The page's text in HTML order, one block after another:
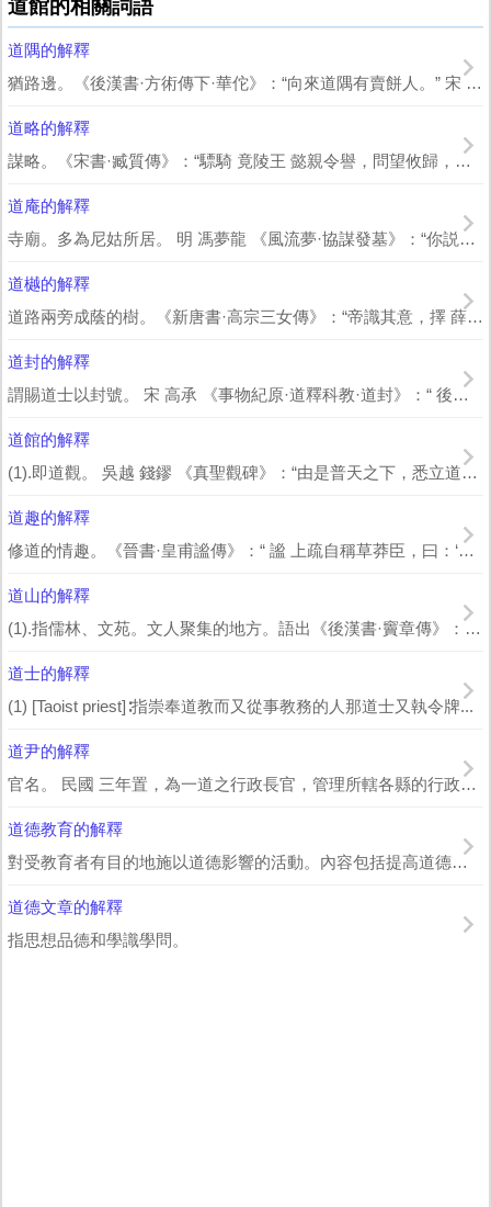
道館的相關詞語
道隅的解釋
猶路邊。《後漢書·方術傳下·華佗》：“向來道隅有賣餅人。” 宋 王庭珪 《...
道略的解釋
謀略。《宋書·臧質傳》：“驃騎 竟陵王 懿親令譽，問望攸歸，大司馬 江夏王 道...
道庵的解釋
寺廟。多為尼姑所居。 明 馮夢龍 《風流夢·協謀發墓》：“你説這道庵，因何置...
道樾的解釋
道路兩旁成蔭的樹。《新唐書·高宗三女傳》：“帝識其意，擇 薛紹 尚之。假 萬年...
道封的解釋
謂賜道士以封號。 宋 高承 《事物紀原·道釋科教·道封》：“ 後周 武帝...
道館的解釋
(1).即道觀。 吳越 錢鏐 《真聖觀碑》：“由是普天之下，悉立道宮……後因大...
道趣的解釋
修道的情趣。《晉書·皇甫謐傳》：“ 謐 上疏自稱草莽臣，曰：‘臣以尫弊，迷於道...
道山的解釋
(1).指儒林、文苑。文人聚集的地方。語出《後漢書·竇章傳》：“是時學者稱 東...
道士的解釋
(1) [Taoist priest]∶指崇奉道教而又從事教務的人那道士又執令牌...
道尹的解釋
官名。 民國 三年置，為一道之行政長官，管理所轄各縣的行政事務。 郭沫若 《反正...
道德教育的解釋
對受教育者有目的地施以道德影響的活動。內容包括提高道德覺悟和認識，陶冶道德情感，...
道德文章的解釋
指思想品德和學識學問。